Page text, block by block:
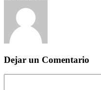
Dejar un Comentario